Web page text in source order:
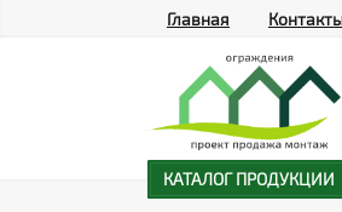
Главная
КАТАЛОГ ПРОДУКЦИИ